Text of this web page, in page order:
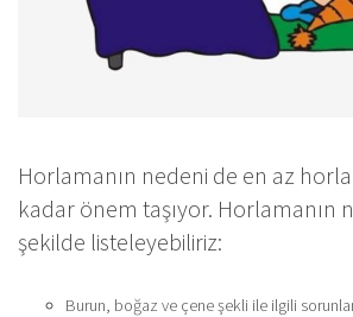
Horlamanın nedeni de en az
kadar önem taşıyor. Horlamanın
şekilde listeleyebiliriz:
Burun, boğaz ve çene şekli ile ilgili